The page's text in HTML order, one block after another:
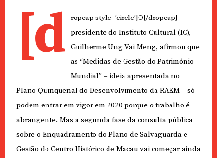
[d
ropcap style=’circle’]O[/dropcap]
presidente do Instituto Cultural (IC),
Guilherme Ung Vai Meng, afirmou que
as “Medidas de Gestão do Património
Mundial” – ideia apresentada no
Plano Quinquenal do Desenvolvimento da RAEM – só
podem entrar em vigor em 2020 porque o trabalho é
abrangente. Mas a segunda fase da consulta pública
sobre o Enquadramento do Plano de Salvaguarda e
Gestão do Centro Histórico de Macau vai começar ainda